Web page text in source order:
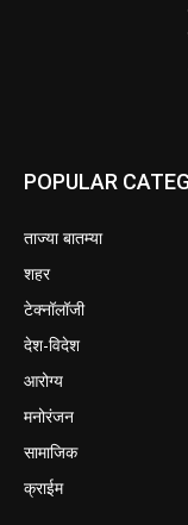
POPULAR
ताज्या बातम्या
शहर
टेक्नॉलॉजी
देश-विदेश
आरोग्य
मनोरंजन
सामाजिक
क्राईम